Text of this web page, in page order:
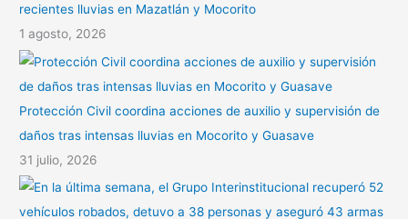
recientes lluvias en Mazatlán y Mocorito
1 agosto, 2026
Protección Civil coordina acciones de auxilio y supervisión de
daños tras intensas lluvias en Mocorito y Guasave
31 julio, 2026